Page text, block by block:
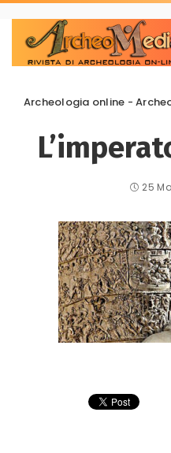
Archeologia online -
25